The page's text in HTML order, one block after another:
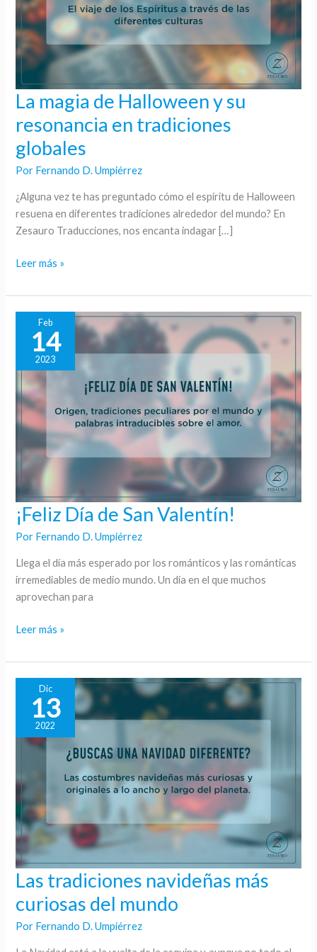
La magia de Halloween y su
resonancia en tradiciones
globales
Por Fernando D. Umpiérrez
¿Alguna vez te has preguntado cómo el espíritu de Halloween
resuena en diferentes tradiciones alrededor del mundo? En
Zesauro Traducciones, nos encanta indagar […]
La
de
Halloween
y
resonancia
en
tradiciones
Leer más »
Feb
14
2023
¡Feliz Día de San Valentín!
Por Fernando D. Umpiérrez
Llega el día más esperado por los románticos y las románticas
irremediables de medio mundo. Un día en el que muchos
aprovechan para
¡Feliz
Día
de
San
Valentín!
Leer más »
Dic
13
2022
Las tradiciones navideñas más
curiosas del mundo
Por Fernando D. Umpiérrez
Las
navideñas
más